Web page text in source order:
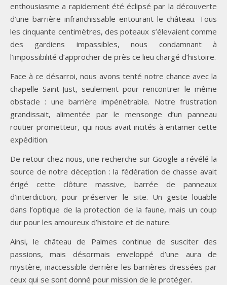
enthousiasme a rapidement été éclipsé par la découverte
d’une barrière infranchissable entourant le château. Tous
les cinquante centimètres, des poteaux s’élevaient comme
des gardiens impassibles, nous condamnant à
l’impossibilité d’approcher de près ce lieu chargé d’histoire.
Face à ce désarroi, nous avons tenté notre chance avec la
chapelle Saint-Just, seulement pour rencontrer le même
obstacle : une barrière impénétrable. Notre frustration
grandissait, alimentée par le mensonge d’un panneau
routier prometteur, qui nous avait incités à entamer cette
expédition.
De retour chez nous, une recherche sur Google a révélé la
source de notre déception : la fédération de chasse avait
érigé cette clôture massive, barrée de panneaux
d’interdiction, pour préserver le site. Un geste louable
dans l’optique de la protection de la faune, mais un coup
dur pour les amoureux d’histoire et de nature.
Ainsi, le château de Palmes continue de susciter des
passions, mais désormais enveloppé d’une aura de
mystère, inaccessible derrière les barrières dressées par
ceux qui se sont donné pour mission de le protéger.